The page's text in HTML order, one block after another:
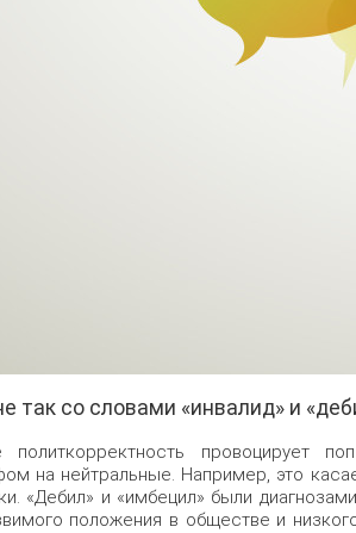
так со словами «инвалид» и
политкорректность провоцирует
на нейтральные. Например, это
«Дебил» и «имбецил» были
положения в обществе и